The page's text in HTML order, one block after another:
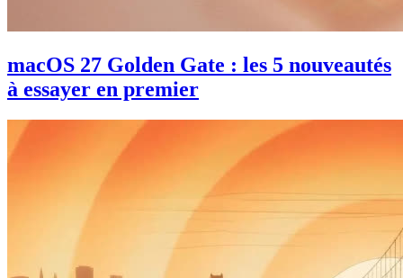
macOS 27 Golden Gate : les 5 nouveautés
à essayer en premier